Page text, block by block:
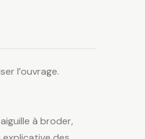
l’ouvrage.
à broder,